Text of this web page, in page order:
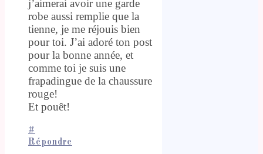
j’aimerai avoir une garde
robe aussi remplie que la
tienne, je me réjouis bien
pour toi. J’ai adoré ton post
pour la bonne année, et
comme toi je suis une
frapadingue de la chaussure
rouge!
Et pouêt!
#
Répondre